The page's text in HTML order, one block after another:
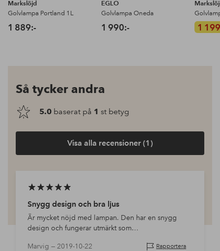
Markslöjd
Golvlampa Portland 1L
1 889:-
EGLO
Golvlampa Oneda
1 990:- 1
Så tycker andra
5.0 baserat på 1 st betyg
Visa alla recensioner (1)
Snygg design och bra ljus
Är mycket nöjd med lampan. Den har en snygg
design och fungerar utmärkt som
Marvig — 2019-10-22 Rapportera